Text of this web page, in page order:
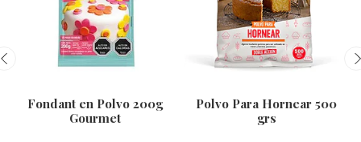
Fondant en Polvo 200g
Gourmet
Polvo Para Hornear 500
grs